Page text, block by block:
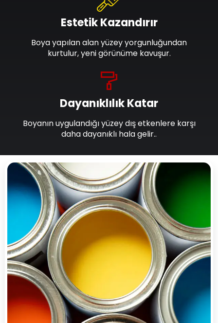
Dayanıklılık Katar
Boyanın uygulandığı yüzey dış etkenlere karşı
daha dayanıklı hala gelir..
Estetik Kazandırır
Boya yapılan alan yüzey yorgunluğundan
kurtulur, yeni görünüme kavuşur.